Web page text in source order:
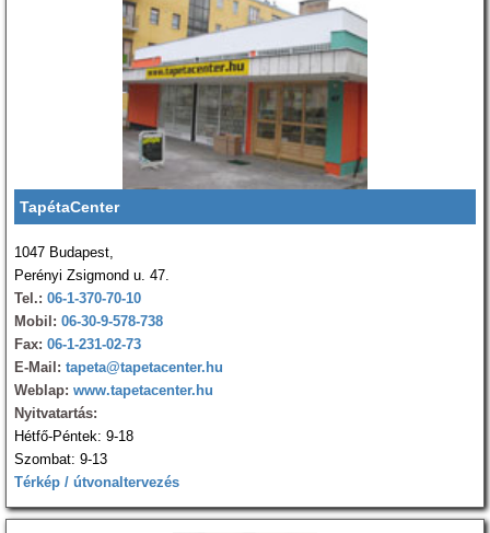
TapétaCenter
1047 Budapest,
Perényi Zsigmond u. 47.
Tel.: 06-1-370-70-10
Mobil: 06-30-9-578-738
Fax: 06-1-231-02-73
E-Mail: tapeta@tapetacenter.hu
Weblap: www.tapetacenter.hu
Nyitvatartás:
Hétfő-Péntek: 9-18
Szombat: 9-13
Térkép / útvonaltervezés